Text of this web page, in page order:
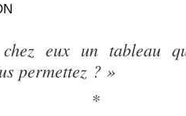
eux un tableau
permettez ? »
*